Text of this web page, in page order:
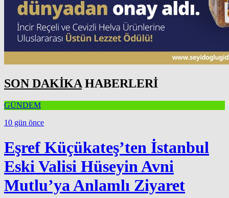
SON DAKİKA HABERLERİ
GÜNDEM
10 gün önce
Eşref Küçükateş’ten İstanbul
Eski Valisi Hüseyin Avni
Mutlu’ya Anlamlı Ziyaret